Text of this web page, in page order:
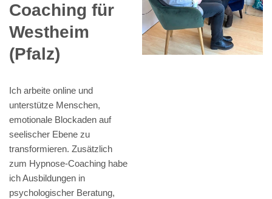
Coaching für
Westheim
(Pfalz)
Ich arbeite online und
unterstütze Menschen,
emotionale Blockaden auf
seelischer Ebene zu
transformieren. Zusätzlich
zum Hypnose-Coaching habe
ich Ausbildungen in
psychologischer Beratung,